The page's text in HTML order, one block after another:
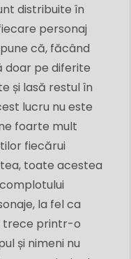
distribuite în
personaj
că, făcând
doar pe diferite
și lasă restul în
lucru nu este
foarte mult
fiecărui
toate acestea
la fel ca
trece printr-o
și nimeni nu